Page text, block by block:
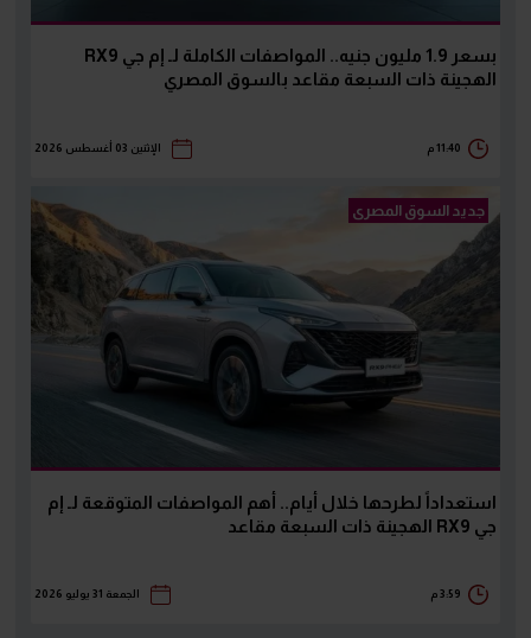
بسعر 1.9 مليون جنيه.. المواصفات الكاملة لـ إم جي RX9
الهجينة ذات السبعة مقاعد بالسوق المصري
11:40 م الإثنين 03 أغسطس 2026
جديد السوق المصرى
استعداداً لطرحها خلال أيام.. أهم المواصفات المتوقعة لـ إم
جي RX9 الهجينة ذات السبعة مقاعد
3:59 م الجمعة 31 يوليو 2026